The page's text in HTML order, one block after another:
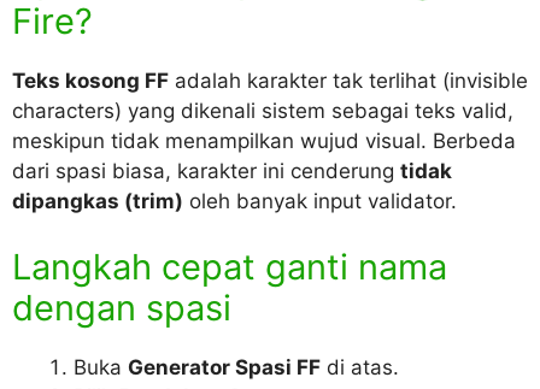
Fire?
Teks kosong FF adalah karakter tak terlihat (invisible
characters) yang dikenali sistem sebagai teks valid,
meskipun tidak menampilkan wujud visual. Berbeda
dari spasi biasa, karakter ini cenderung tidak
dipangkas (trim) oleh banyak input validator.
Langkah cepat ganti nama
dengan spasi
Buka Generator Spasi FF di atas.